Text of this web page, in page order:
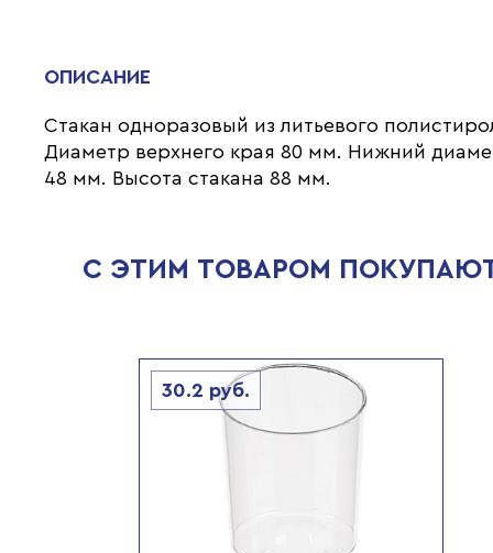
ОПИСАНИЕ
Стакан одноразовый из литьевого
Диаметр верхнего края 80 мм. Нижний
48 мм. Высота стакана 88 мм.
С ЭТИМ ТОВАРОМ
30.2 руб.